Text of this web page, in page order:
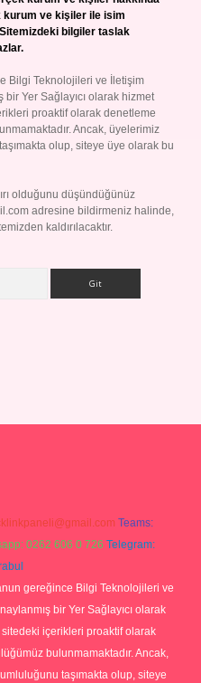
kurum ve kişiler ile isim
bilgiler taslak
Bilgi Teknolojileri ve İletişim
bir Yer Sağlayıcı olarak hizmet
proaktif olarak denetleme
Ancak, üyelerimiz
olup, siteye üye olarak bu
olduğunu düşündüğünüz
adresine bildirmeniz halinde,
kaldırılacaktır.
Teams:
0262 606 0 726 Telegram:
gereğince Bilgi Teknolojileri ve
bir Yer Sağlayıcı olarak
içerikleri proaktif olarak
bulunmamaktadır. Ancak,
taşımakta olup, siteye